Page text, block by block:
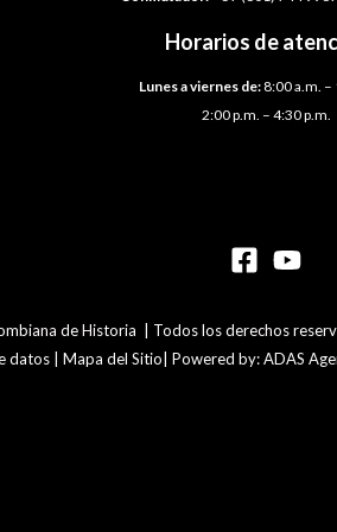
Horarios de
Lunes a viernes de:8:00 a.m. –
2:00 p.m. – 4:30 p.m.
de Historia | Todos los derechos
| Mapa del Sitio| Powered by: ADAS